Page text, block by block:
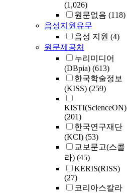
(1,026)
원문없음 (118)
음성지원유무
음성 지원 (4)
원문제공처
누리미디어
(DBpia) (613)
한국학술정보
(KISS) (259)
KISTI(ScienceON)
(201)
한국연구재단
(KCI) (53)
교보문고(스콜
라) (45)
KERIS(RISS)
(27)
코리아스칼라